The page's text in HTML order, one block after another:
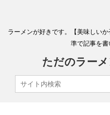
ラーメンが好きです。【美味しい
準で記事を
ただのラー